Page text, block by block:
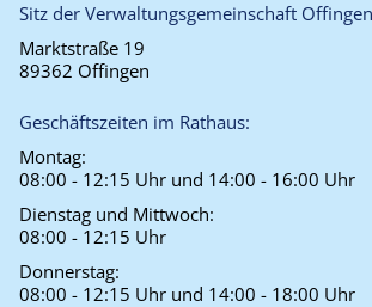
Sitz der Verwaltungsgemeinschaft
Marktstraße 19
89362 Offingen
Geschäftszeiten im Rathaus:
Montag:
08:00 - 12:15 Uhr und 14:00 - 16:00 Uhr
Dienstag und Mittwoch:
08:00 - 12:15 Uhr
Donnerstag:
08:00 - 12:15 Uhr und 14:00 - 18:00 Uhr